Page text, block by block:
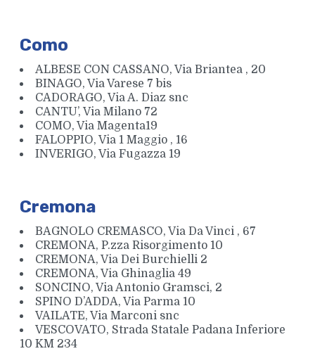
Como
ALBESE CON CASSANO, Via Briantea , 20
BINAGO, Via Varese 7 bis
CADORAGO, Via A. Diaz snc
CANTU’, Via Milano 72
COMO, Via Magenta19
FALOPPIO, Via 1 Maggio , 16
INVERIGO, Via Fugazza 19
Cremona
BAGNOLO CREMASCO, Via Da Vinci , 67
CREMONA, P.zza Risorgimento 10
CREMONA, Via Dei Burchielli 2
CREMONA, Via Ghinaglia 49
SONCINO, Via Antonio Gramsci, 2
SPINO D’ADDA, Via Parma 10
VAILATE, Via Marconi snc
VESCOVATO, Strada Statale Padana Inferiore
10 KM 234